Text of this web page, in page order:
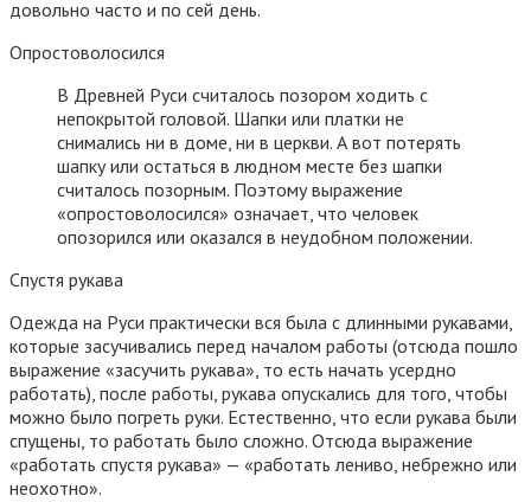
довольно часто и по сей день.
Опростоволосился
В Древней Руси считалось позором ходить с
непокрытой головой. Шапки или платки не
снимались ни в доме, ни в церкви. А вот потерять
шапку или остаться в людном месте без шапки
считалось позорным. Поэтому выражение
«опростоволосился» означает, что человек
опозорился или оказался в неудобном положении.
Спустя рукава
Одежда на Руси практически вся была с длинными рукавами,
которые засучивались перед началом работы (отсюда пошло
выражение «засучить рукава», то есть начать усердно
работать), после работы, рукава опускались для того, чтобы
можно было погреть руки. Естественно, что если рукава были
спущены, то работать было сложно. Отсюда выражение
«работать спустя рукава» — «работать лениво, небрежно или
неохотно».